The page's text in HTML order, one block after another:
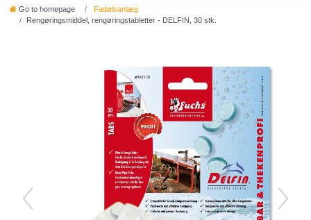
Go to homepage
Fadølsanlæg
Rengøringsmiddel, rengøringstabletter - DELFIN, 30 stk.